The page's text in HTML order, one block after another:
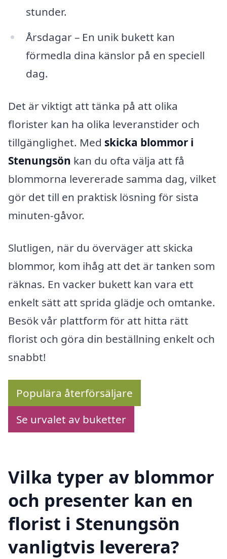
stunder.
Årsdagar – En unik bukett kan
förmedla dina känslor på en speciell
dag.
Det är viktigt att tänka på att olika
florister kan ha olika leveranstider och
tillgänglighet. Med skicka blommor i
Stenungsön kan du ofta välja att få
blommorna levererade samma dag, vilket
gör det till en praktisk lösning för sista
minuten-gåvor.
Slutligen, när du överväger att skicka
blommor, kom ihåg att det är tanken som
räknas. En vacker bukett kan vara ett
enkelt sätt att sprida glädje och omtanke.
Besök vår plattform för att hitta rätt
florist och göra din beställning enkelt och
snabbt!
Populära återförsäljare
Se urvalet av buketter
Vilka typer av blommor
och presenter kan en
florist i Stenungsön
vanligtvis leverera?